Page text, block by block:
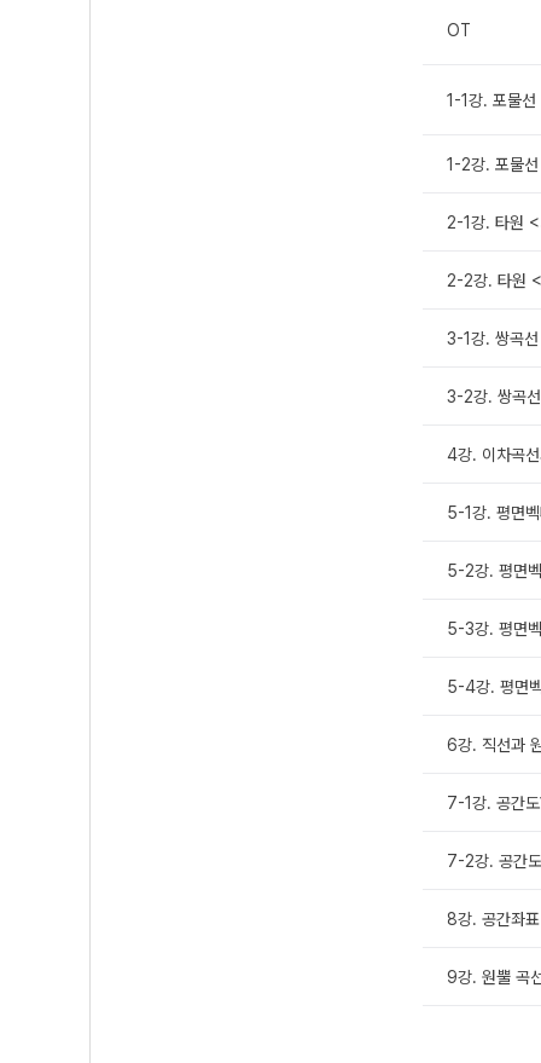
OT
1-1강. 포물
1-2강. 포물
2-1강. 타원
2-2강. 타원
3-1강. 쌍곡
3-2강. 쌍곡
4강. 이차곡
5-1강. 평면
5-2강. 평면
5-3강. 평면
5-4강. 평면
6강. 직선과
7-1강. 공간
7-2강. 공간
8강. 공간좌
9강. 원뿔 곡